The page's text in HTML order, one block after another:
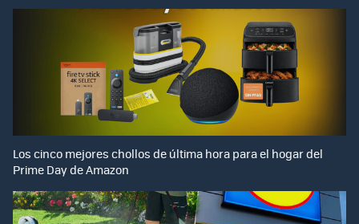
Los cinco mejores chollos de última hora para el hogar del
Prime Day de Amazon